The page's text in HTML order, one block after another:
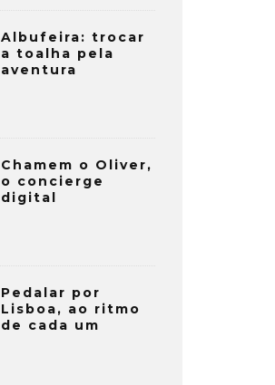
Albufeira: trocar
a toalha pela
aventura
Chamem o Oliver,
o concierge
digital
Pedalar por
Lisboa, ao ritmo
de cada um